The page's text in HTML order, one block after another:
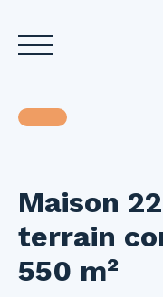
Accueil Acheter
Maison
terrain
550 m²